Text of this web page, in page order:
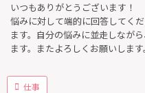
いつもありがとうございます！
悩みに対して端的に回答してく
ます。自分の悩みに並走しなが
ます。またよろしくお願いします。
仕事